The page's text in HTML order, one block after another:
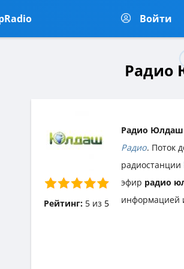
Войти
Радио
Рейтинг: 5из 5
Радио Юлдаш
Радио. Поток
радиостанции
эфир радио
информацией